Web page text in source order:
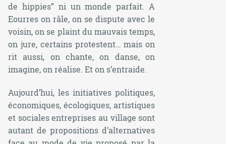
de hippies” ni un monde parfait. A
Eourres on râle, on se dispute avec le
voisin, on se plaint du mauvais temps,
on jure, certains protestent… mais on
rit aussi, on chante, on danse, on
imagine, on réalise. Et on s’entraide.
Aujourd’hui, les initiatives politiques,
économiques, écologiques, artistiques
et sociales entreprises au village sont
autant de propositions d’alternatives